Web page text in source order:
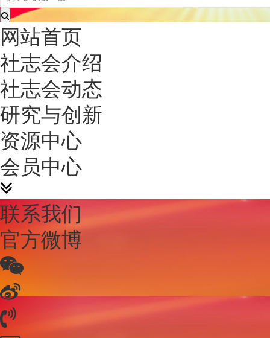
网站首页
社志会介绍
社志会动态
研究与创新
资源中心
会员中心
联系我们
官方微博